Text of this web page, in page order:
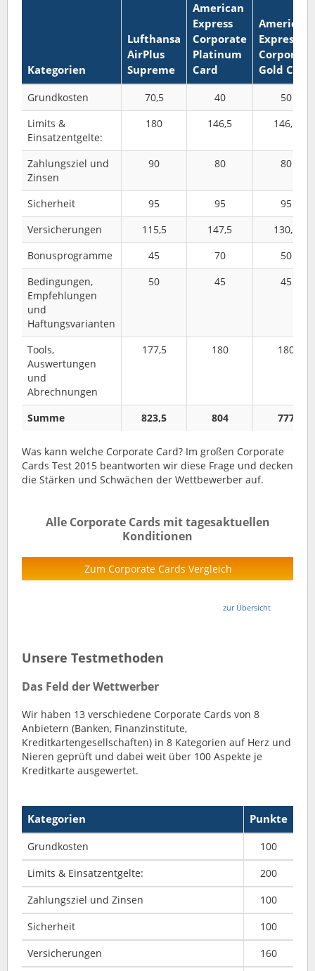
Kategorien
Lufthansa
AirPlus
Supreme
American
Express
Corporate
Platinum
Card
American
Express
Corporate
Gold Card
Grundkosten 70,5 40
50
Limits &
Einsatzentgelte:
180 146,5 146,5
Zahlungsziel und
Zinsen
90 80 80
Sicherheit 95 95
95
Versicherungen
115,5 147,5
130,5
Bonusprogramme
45 70
50
Bedingungen,
Empfehlungen
und
Haftungsvarianten
50 45 45
Tools,
Auswertungen
und
Abrechnungen
177,5 180 180
Summe 823,5 804 777
Was kann welche Corporate Card? Im großen Corporate
Cards Test 2015 beantworten wir diese Frage und decken
die Stärken und Schwächen der Wettbewerber auf.
Alle Corporate Cards mit tagesaktuellen
Konditionen
Zum Corporate Cards Vergleich
zur Übersicht
Unsere Testmethoden
Das Feld der Wettwerber
Wir haben 13 verschiedene Corporate Cards von 8
Anbietern (Banken, Finanzinstitute,
Kreditkartengesellschaften) in 8 Kategorien auf Herz und
Nieren geprüft und dabei weit über 100 Aspekte je
Kreditkarte ausgewertet.
Kategorien Punkte
Grundkosten
100
Limits & Einsatzentgelte:
200
Zahlungsziel und Zinsen
100
Sicherheit
100
Versicherungen
160